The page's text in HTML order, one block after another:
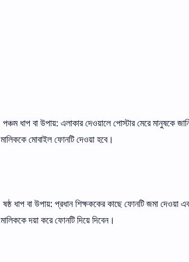
পঞ্চম ধাপ বা উপায়: এলাকার দেওয়ালে পােস্টার মেরে মানুষকে
মালিককে মােবাইল ফোনটি দেওয়া হবে।
ষষ্ঠ ধাপ বা উপায়: প্রধান শিক্ষককের কাছে ফোনটি জমা
মালিককে দয়া করে ফোনটি দিয়ে দিবেন।